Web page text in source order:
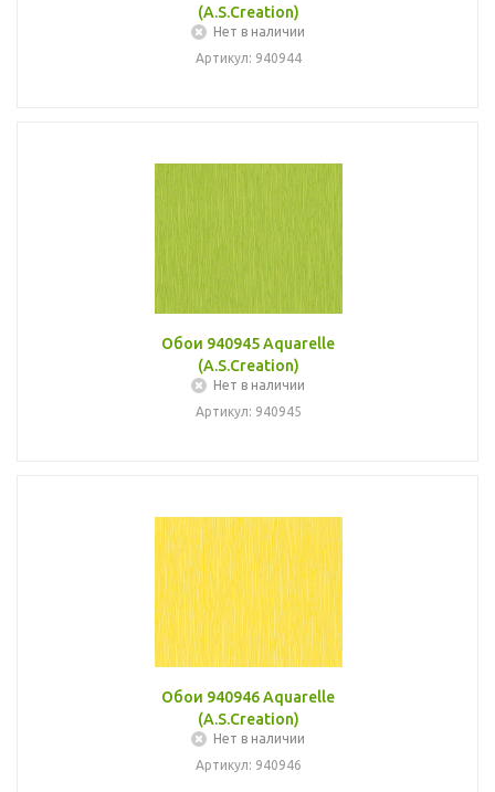
(A.S.Creation)
Нет в наличии
Артикул: 940944
Обои 940945 Aquarelle
(A.S.Creation)
Нет в наличии
Артикул: 940945
Обои 940946 Aquarelle
(A.S.Creation)
Нет в наличии
Артикул: 940946